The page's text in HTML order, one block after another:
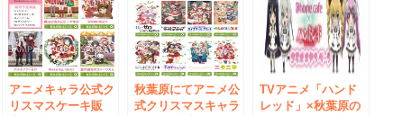
アニメキャラ公式ク
リスマスケーキ販
秋葉原にてアニメ公
式クリスマスキャラ
TVアニメ「ハンド
レッド」×秋葉原の